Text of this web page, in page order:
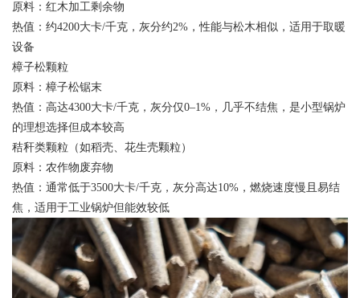
原料：红木加工剩余物
热值：约4200大卡/千克，灰分约2%，性能与松木相似，适用于取暖
设备
‌樟子松颗粒‌
原料：樟子松锯末
热值：高达4300大卡/千克，灰分仅0–1%，几乎不结焦，是小型锅炉
的理想选择但成本较高
‌秸秆类颗粒（如稻壳、花生壳颗粒）‌
原料：农作物废弃物
热值：通常低于3500大卡/千克，灰分高达10%，燃烧速度慢且易结
焦，适用于工业锅炉但能效较低